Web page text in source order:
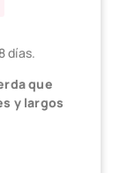
días.
que
y largos